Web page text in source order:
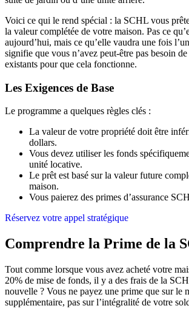
Voici ce qui le rend spécial : la SCHL vous
la valeur complétée de votre maison. Pas ce
aujourd’hui, mais ce qu’elle vaudra une fois
signifie que vous n’avez peut-être pas besoin
existants pour que cela fonctionne.
Les Exigences de Base
Le programme a quelques règles clés :
La valeur de votre propriété doit être
dollars.
Vous devez utiliser les fonds
unité locative.
Le prêt est basé sur la valeur future
maison.
Vous paierez des primes d’assurance
Réservez votre appel stratégique
Comprendre la Prime de la
Tout comme lorsque vous avez acheté votre
20% de mise de fonds, il y a des frais de la
nouvelle ? Vous ne payez une prime que sur le
supplémentaire, pas sur l’intégralité de votre